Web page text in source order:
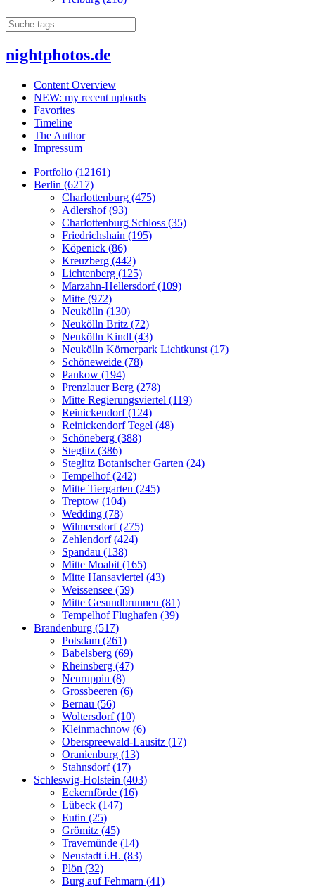
nightphotos.de
Content Overview
NEW: my recent uploads
Favorites
Timeline
The Author
Impressum
Portfolio (12161)
Berlin (6217)
Charlottenburg (475)
Adlershof (93)
Charlottenburg Schloss (35)
Friedrichshain (195)
Köpenick (86)
Kreuzberg (442)
Lichtenberg (125)
Marzahn-Hellersdorf (109)
Mitte (972)
Neukölln (130)
Neukölln Britz (72)
Neukölln Kindl (43)
Neukölln Körnerpark Lichtkunst (17)
Schöneweide (78)
Pankow (194)
Prenzlauer Berg (278)
Mitte Regierungsviertel (119)
Reinickendorf (124)
Reinickendorf Tegel (48)
Schöneberg (388)
Steglitz (386)
Steglitz Botanischer Garten (24)
Tempelhof (242)
Mitte Tiergarten (245)
Treptow (104)
Wedding (78)
Wilmersdorf (275)
Zehlendorf (424)
Spandau (138)
Mitte Moabit (165)
Mitte Hansaviertel (43)
Weissensee (59)
Mitte Gesundbrunnen (81)
Tempelhof Flughafen (39)
Brandenburg (517)
Potsdam (261)
Babelsberg (69)
Rheinsberg (47)
Neuruppin (8)
Grossbeeren (6)
Bernau (56)
Woltersdorf (10)
Kleinmachnow (6)
Oberspreewald-Lausitz (17)
Oranienburg (13)
Stahnsdorf (17)
Schleswig-Holstein (403)
Eckernförde (16)
Lübeck (147)
Eutin (25)
Grömitz (45)
Travemünde (14)
Neustadt i.H. (83)
Plön (32)
Burg auf Fehmarn (41)